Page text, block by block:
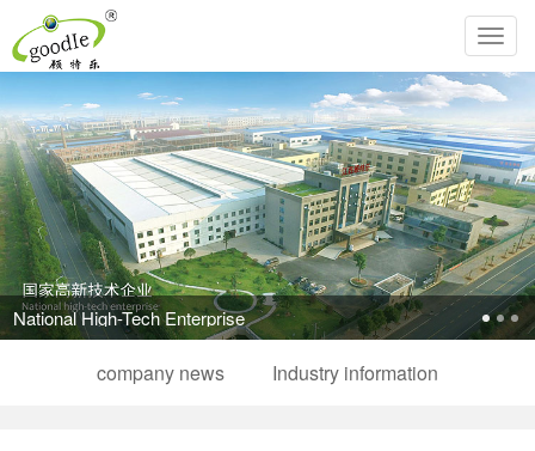
Pursue the perfection of life and inherit Chinese filial piety!
company news Industry information